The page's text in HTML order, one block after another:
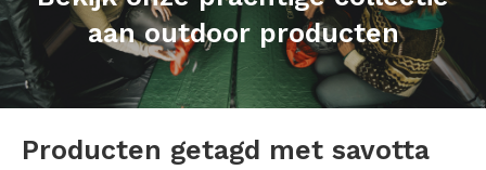
aan outdoor producten
Producten getagd met savotta